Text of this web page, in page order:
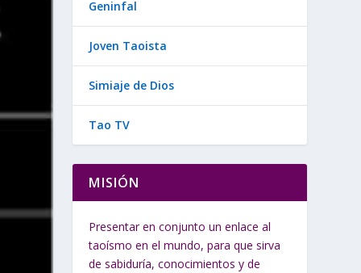
Geninfal
Joven Taoista
Simiaje de Dios
Tao TV
MISIÓN
Presentar en conjunto un enlace al
taoísmo en el mundo, para que sirva
de sabiduría, conocimientos y de